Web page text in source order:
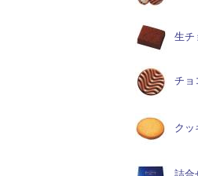
生チ
チョ
クッ